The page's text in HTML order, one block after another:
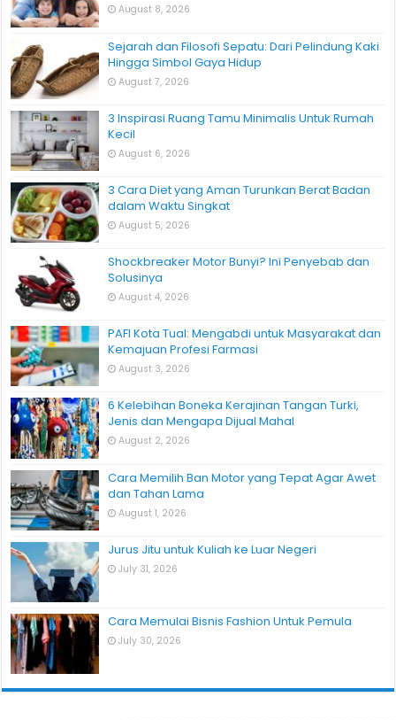
August 8, 2026
Sejarah dan Filosofi Sepatu: Dari Pelindung Kaki
Hingga Simbol Gaya Hidup
August 7, 2026
3 Inspirasi Ruang Tamu Minimalis Untuk Rumah
Kecil
August 6, 2026
3 Cara Diet yang Aman Turunkan Berat Badan
dalam Waktu Singkat
August 5, 2026
Shockbreaker Motor Bunyi? Ini Penyebab dan
Solusinya
August 4, 2026
PAFI Kota Tual: Mengabdi untuk Masyarakat dan
Kemajuan Profesi Farmasi
August 3, 2026
6 Kelebihan Boneka Kerajinan Tangan Turki,
Jenis dan Mengapa Dijual Mahal
August 2, 2026
Cara Memilih Ban Motor yang Tepat Agar Awet
dan Tahan Lama
August 1, 2026
Jurus Jitu untuk Kuliah ke Luar Negeri
July 31, 2026
Cara Memulai Bisnis Fashion Untuk Pemula
July 30, 2026